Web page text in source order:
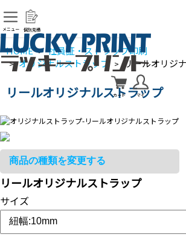
メニュー 個別見積
マイ
カート
HOME > 社員証・ストラップ印刷
> オリジナルストラップ > リールオリジ
リールオリジナルストラップ
リールオリジナルストラップ
サイズ